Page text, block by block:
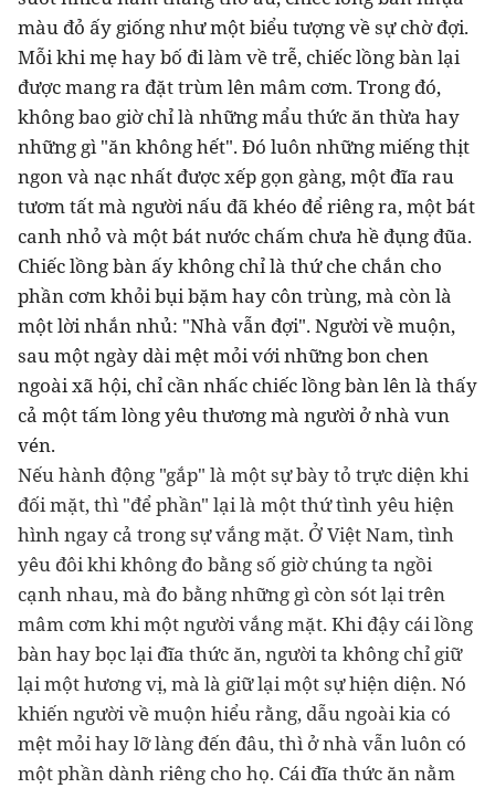
màu đỏ ấy giống như một biểu tượng về sự chờ đợi.
Mỗi khi mẹ hay bố đi làm về trễ, chiếc lồng bàn lại
được mang ra đặt trùm lên mâm cơm. Trong đó,
không bao giờ chỉ là những mẩu thức ăn thừa hay
những gì "ăn không hết". Đó luôn những miếng thịt
ngon và nạc nhất được xếp gọn gàng, một đĩa rau
tươm tất mà người nấu đã khéo để riêng ra, một bát
canh nhỏ và một bát nước chấm chưa hề đụng đũa.
Chiếc lồng bàn ấy không chỉ là thứ che chắn cho
phần cơm khỏi bụi bặm hay côn trùng, mà còn là
một lời nhắn nhủ: "Nhà vẫn đợi". Người về muộn,
sau một ngày dài mệt mỏi với những bon chen
ngoài xã hội, chỉ cần nhấc chiếc lồng bàn lên là thấy
cả một tấm lòng yêu thương mà người ở nhà vun
vén.
Nếu hành động "gắp" là một sự bày tỏ trực diện khi
đối mặt, thì "để phần" lại là một thứ tình yêu hiện
hình ngay cả trong sự vắng mặt. Ở Việt Nam, tình
yêu đôi khi không đo bằng số giờ chúng ta ngồi
cạnh nhau, mà đo bằng những gì còn sót lại trên
mâm cơm khi một người vắng mặt. Khi đậy cái lồng
bàn hay bọc lại đĩa thức ăn, người ta không chỉ giữ
lại một hương vị, mà là giữ lại một sự hiện diện. Nó
khiến người về muộn hiểu rằng, dẫu ngoài kia có
mệt mỏi hay lỡ làng đến đâu, thì ở nhà vẫn luôn có
một phần dành riêng cho họ. Cái đĩa thức ăn nằm